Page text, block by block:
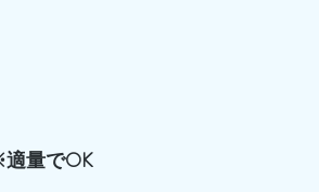
量でOK